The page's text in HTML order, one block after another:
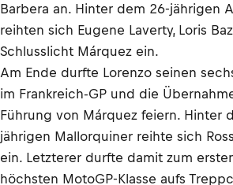
Barbera an. Hinter dem 26-jährigen
reihten sich Eugene Laverty, Loris
Schlusslicht Márquez ein.
Am Ende durfte Lorenzo seinen
im Frankreich-GP und die
Führung von Márquez feiern. Hinter
jährigen Mallorquiner reihte sich
ein. Letzterer durfte damit zum
höchsten MotoGP-Klasse aufs